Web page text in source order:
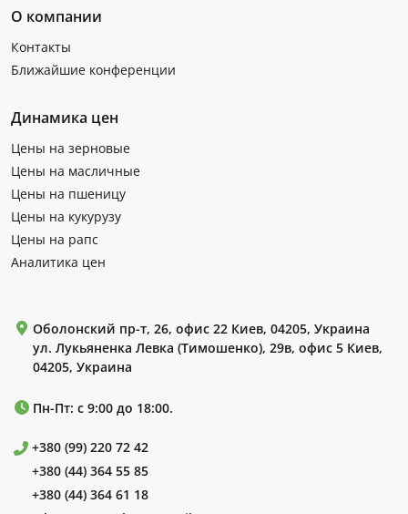
О компании
Контакты
Ближайшие конференции
Динамика цен
Цены на зерновые
Цены на масличные
Цены на пшеницу
Цены на кукурузу
Цены на рапс
Аналитика цен
Оболонский пр-т, 26, офис 22 Киев, 04205, Украина
ул. Лукьяненка Левка (Тимошенко), 29в, офис 5 Киев,
04205, Украина
Пн-Пт: с 9:00 до 18:00.
+380 (99) 220 72 42
+380 (44) 364 55 85
+380 (44) 364 61 18